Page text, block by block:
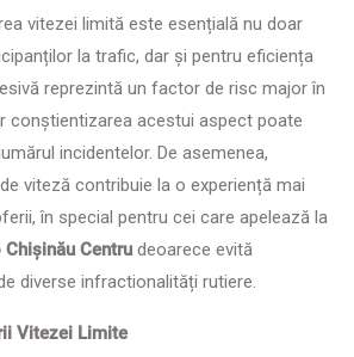
vitezei limită este esențială nu doar
la trafic, dar și pentru eficiența
reprezintă un factor de risc major în
conștientizarea acestui aspect poate
incidentelor. De asemenea,
viteză contribuie la o experiență mai
în special pentru cei care apelează la
Centru deoarece evită
diverse infractionalități rutiere.
Vitezei Limite